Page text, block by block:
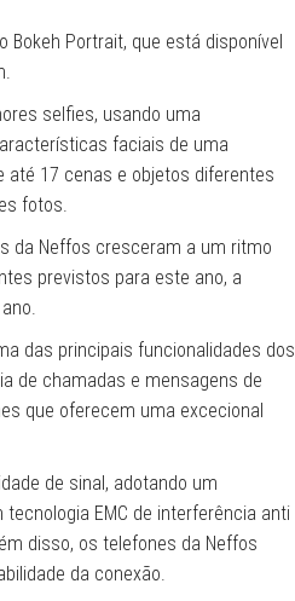
Portrait, que está disponível
selfies, usando uma
faciais de uma
até 17 cenas e objetos diferentes
fotos.
da Neffos cresceram a um ritmo
previstos para este ano, a
das principais funcionalidades dos
de chamadas e mensagens de
que oferecem uma excecional
de sinal, adotando um
EMC de interferência anti
disso, os telefones da Neffos
da conexão.